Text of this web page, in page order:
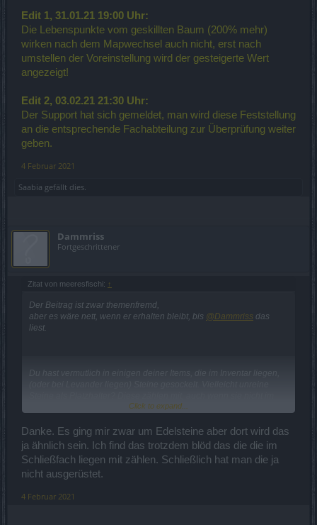
Edit 1, 31.01.21 19:00 Uhr:
Die Lebenspunkte vom geskillten Baum (200% mehr)
wirken nach dem Mapwechsel auch nicht, erst nach
umstellen der Voreinstellung wird der gesteigerte Wert
angezeigt!
Edit 2, 03.02.21 21:30 Uhr:
Der Support hat sich gemeldet, man wird diese Feststellung
an die entsprechende Fachabteilung zur Überprüfung weiter
geben.
4 Februar 2021
Saabia gefällt dies.
Dammriss
Fortgeschrittener
Zitat von meeresfischi: ↑
Der Beitrag ist zwar themenfremd,
aber es wäre nett, wenn er erhalten bleibt, bis @Dammriss das
liest.
Du hast vermutlich in einigen deiner Items, die im Inventar liegen,
Tooltipp angezeigt werden.
Wenn du z.B. 29 Onyxe in deinen ausgerüsteten Setteilen hast, und
zusätzlich noch einen Onyx in einem Gegenstand, der in deinem
du bereits insgesamt 30 gesockelt hast. Deswegen fliegen dann
die überzähligen Steine aus deinen
Gegenständen nur 29 /30 Steinen gesockelt hast. - Du hast dann
Click to expand...
Danke. Es ging mir zwar um Edelsteine aber dort wird das
ja ähnlich sein. Ich find das trotzdem blöd das die die im
Schließfach liegen mit zählen. Schließlich hat man die ja
nicht ausgerüstet.
4 Februar 2021